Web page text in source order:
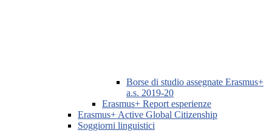
Borse di studio assegnate Erasmus+
a.s. 2019-20
Erasmus+ Report esperienze
Erasmus+ Active Global Citizenship
Soggiorni linguistici